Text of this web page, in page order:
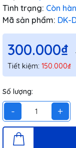
Tình trạng: Còn
Mã sản phẩm: DK-
300.000₫
Tiết kiệm: 150.000₫
Số lượng:
- +